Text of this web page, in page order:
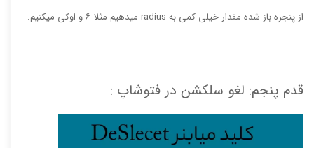
از پنجره باز شده مقدار خیلی کمی به radius میدهیم مثلا ۶ و اوکی میکنیم.
قدم پنجم: لغو سلکشن در فتوشاپ :